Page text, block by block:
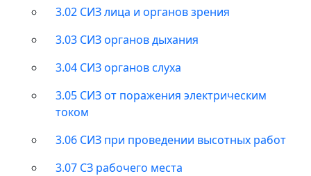
3.02 СИЗ лица и органов зрения
3.03 СИЗ органов дыхания
3.04 СИЗ органов слуха
3.05 СИЗ от поражения электрическим
током
3.06 СИЗ при проведении высотных работ
3.07 СЗ рабочего места